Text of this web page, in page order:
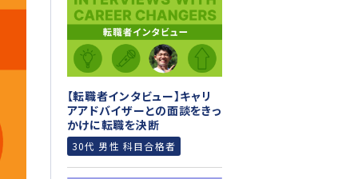
【転職者インタビュー】キャリ
アアドバイザーとの面談をきっ
かけに転職を決断
30代 男性 科目合格者